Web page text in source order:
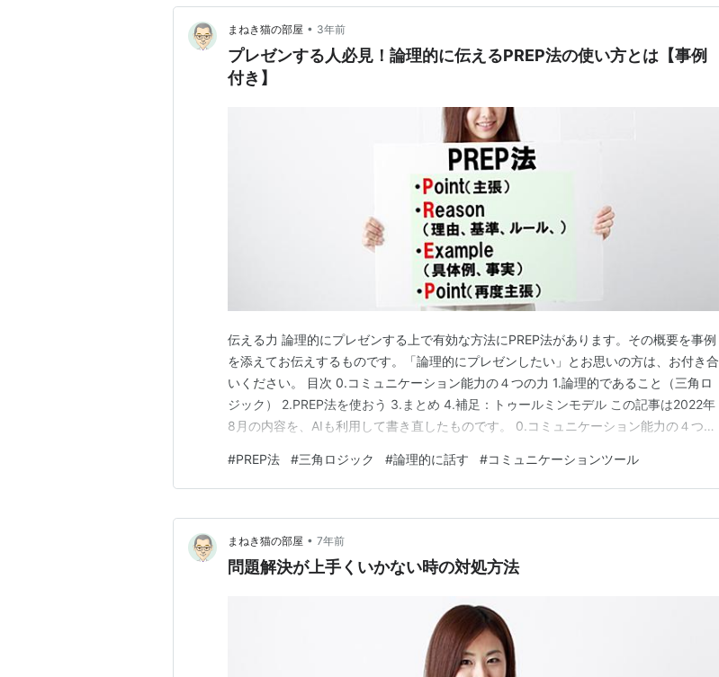
まねき猫の部屋 • 3年前
プレゼンする人必見！論理的に伝えるPREP法の使い方とは【事例
付き】
伝える力 論理的にプレゼンする上で有効な方法にPREP法があります。その概要を事例
を添えてお伝えするものです。「論理的にプレゼンしたい」とお思いの方は、お付き合
いください。 目次 0.コミュニケーション能力の４つの力 1.論理的であること（三角ロ
ジック） 2.PREP法を使おう 3.まとめ 4.補足：トゥールミンモデル この記事は2022年
8月の内容を、AIも利用して書き直したものです。 0.コミュニケーション能力の４つの
は、コミュニケーション能力を自己分析する問いがあったりします。その解答からプレ
ゼンテーション（以…
#PREP法 #三角ロジック #論理的に話す #コミュニケーションツール
まねき猫の部屋 • 7年前
問題解決が上手くいかない時の対処方法